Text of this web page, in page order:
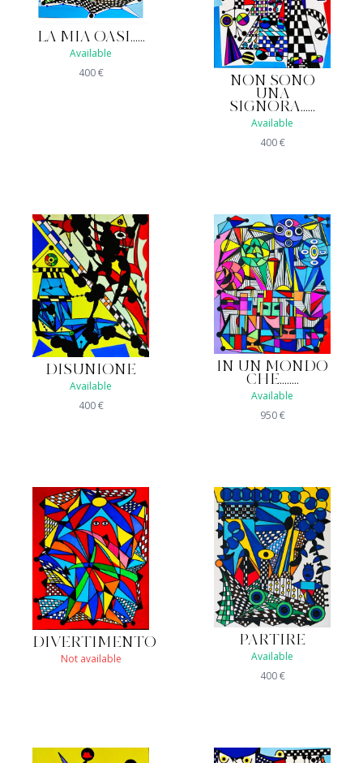
LA MIA OASI......
Available
400€
NON SONO
UNA
SIGNORA......
Available
400€
DISUNIONE
Available
400€
IN UN MONDO
CHE........
Available
950€
DIVERTIMENTO
Not available
PARTIRE
Available
400€